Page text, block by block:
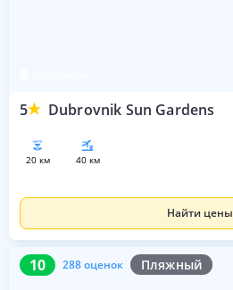
5 Dubrovnik Sun Gardens
20 км 40 км
Найти цены
10 288 оценок Пляжный
10 288 оценок